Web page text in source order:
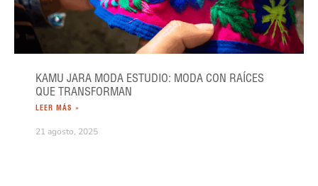
KAMU JARA MODA ESTUDIO: MODA CON RAÍCES
QUE TRANSFORMAN
LEER MÁS »
21 agosto, 2025